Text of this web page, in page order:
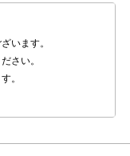
います。
さい。
。